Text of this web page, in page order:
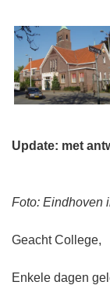
Update: met
Foto: Eindhoven
Geacht College,
Enkele dagen